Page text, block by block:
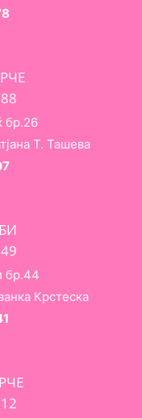
бр.26
Т. Ташева
бр.44
Крстеска